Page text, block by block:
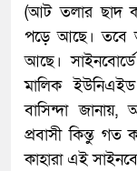
(আট তলার ছাদ
পড়ে আছে। তবে
আছে।
মালিক
বাসিন্দা
প্রবাসী কিন্তু গত
কাহারা এই